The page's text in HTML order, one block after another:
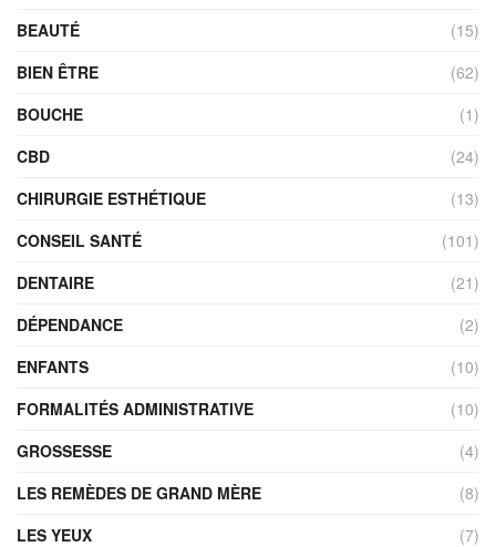
BEAUTÉ
(15)
BIEN ÊTRE
(62)
BOUCHE
(1)
CBD
(24)
CHIRURGIE ESTHÉTIQUE
(13)
CONSEIL SANTÉ
(101)
DENTAIRE
(21)
DÉPENDANCE
(2)
ENFANTS
(10)
FORMALITÉS ADMINISTRATIVE
(10)
GROSSESSE
(4)
LES REMÈDES DE GRAND MÈRE
(8)
LES YEUX
(7)